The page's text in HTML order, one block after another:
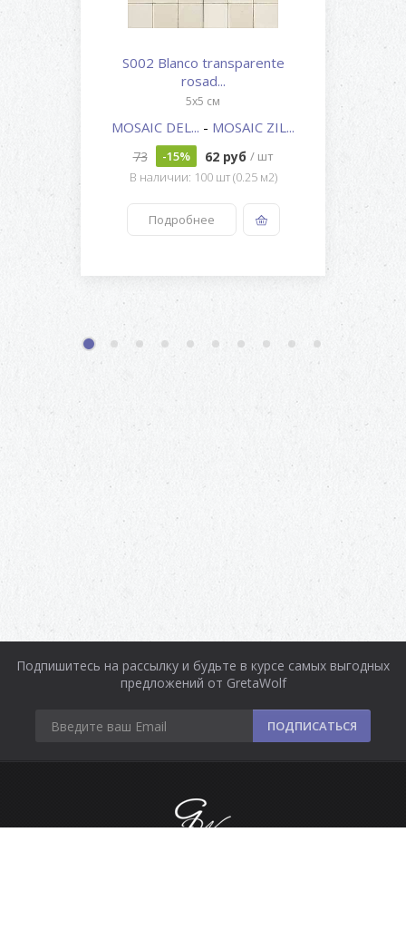
S002 Blanco transparente
rosad...
5x5 см
MOSAIC DEL... - MOSAIC ZIL...
73 -15% 62 руб / шт
В наличии: 100 шт (0.25 м2)
Подробнее
1 2 3 4 5 6 7 8 9 10
Подпишитесь на рассылку и будьте в курсе самых выгодных
предложений от GretaWolf
ПОДПИСАТЬСЯ